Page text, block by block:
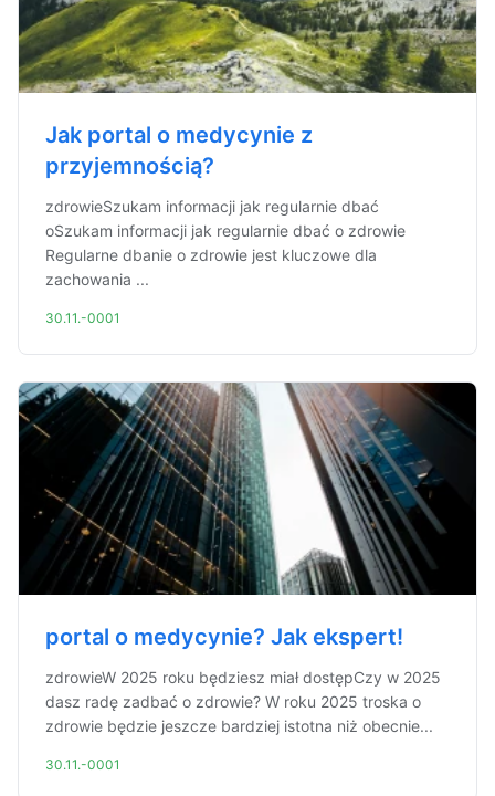
Jak portal o medycynie z
przyjemnością?
zdrowieSzukam informacji jak regularnie dbać
oSzukam informacji jak regularnie dbać o zdrowie
Regularne dbanie o zdrowie jest kluczowe dla
zachowania ...
30.11.-0001
portal o medycynie? Jak ekspert!
zdrowieW 2025 roku będziesz miał dostępCzy w 2025
dasz radę zadbać o zdrowie? W roku 2025 troska o
zdrowie będzie jeszcze bardziej istotna niż obecnie...
30.11.-0001